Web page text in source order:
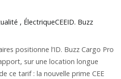
ÉlectriqueCEEID. Buzz
positionne l’ID. Buzz Cargo Pro
sur une location longue
ce tarif : la nouvelle prime CEE